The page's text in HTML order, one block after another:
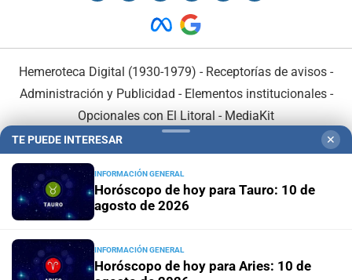
Hemeroteca Digital (1930-1979) - Receptorías de avisos -
Administración y Publicidad - Elementos institucionales-
Opcionales con El Litoral - MediaKit
En Asociación con:
TE PUEDE INTERESAR ✕
INFORMACIÓN GENERAL
Horóscopo de hoy para Tauro: 10 de
agosto de 2026
INFORMACIÓN GENERAL
Horóscopo de hoy para Aries: 10 de